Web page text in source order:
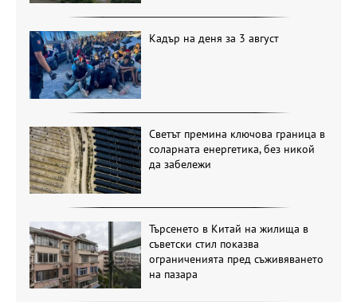
Кадър на деня за 3 август
Светът премина ключова граница в
соларната енергетика, без никой
да забележи
Търсенето в Китай на жилища в
съветски стил показва
ограниченията пред съживяването
на пазара